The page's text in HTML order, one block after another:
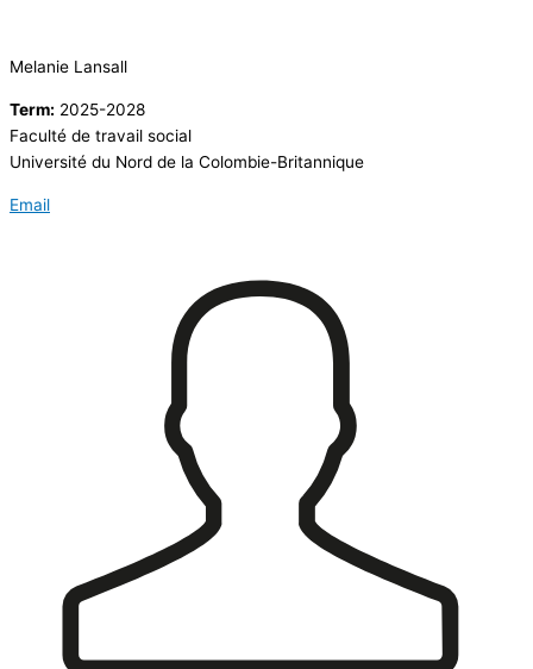
Melanie Lansall
Term: 2025-2028
Faculté de travail social
Université du Nord de la Colombie-Britannique
Email